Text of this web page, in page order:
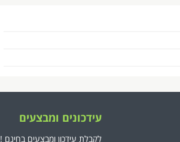
עידכונים ומבצעים
לקבלת עידכון ומבצעים בחינם !